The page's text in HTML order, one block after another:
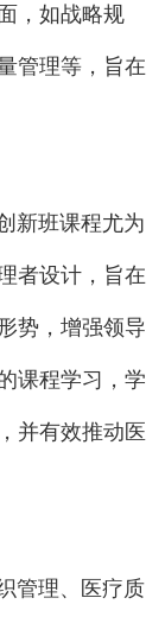
，如战略规
管理等，旨在
新班课程尤为
者设计，旨在
势，增强领导
课程学习，学
并有效推动医
管理、医疗质